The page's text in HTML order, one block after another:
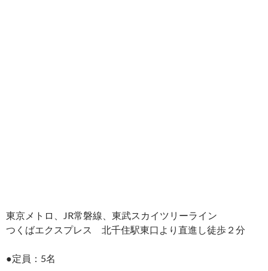
東京メトロ、JR常磐線、東武スカイツリーライン
つくばエクスプレス 北千住駅東口より直進し徒歩２分
●定員：5名